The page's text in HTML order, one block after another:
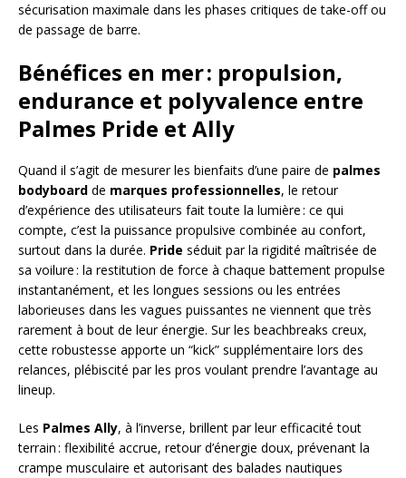
sécurisation maximale dans les phases critiques de take-off ou
de passage de barre.
Bénéfices en mer : propulsion,
endurance et polyvalence entre
Palmes Pride et Ally
Quand il s’agit de mesurer les bienfaits d’une paire de palmes
bodyboard de marques professionnelles, le retour
d’expérience des utilisateurs fait toute la lumière : ce qui
compte, c’est la puissance propulsive combinée au confort,
surtout dans la durée. Pride séduit par la rigidité maîtrisée de
sa voilure : la restitution de force à chaque battement propulse
instantanément, et les longues sessions ou les entrées
laborieuses dans les vagues puissantes ne viennent que très
rarement à bout de leur énergie. Sur les beachbreaks creux,
cette robustesse apporte un “kick” supplémentaire lors des
relances, plébiscité par les pros voulant prendre l’avantage au
lineup.
Les Palmes Ally, à l’inverse, brillent par leur efficacité tout
terrain : flexibilité accrue, retour d’énergie doux, prévenant la
crampe musculaire et autorisant des balades nautiques